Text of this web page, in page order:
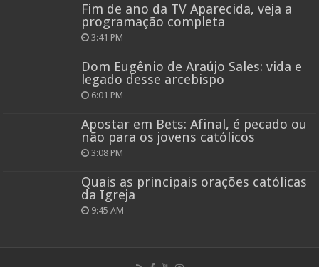
Fim de ano da TV Aparecida, veja a
programação completa
3:41 PM
Dom Eugênio de Araújo Sales: vida e
legado desse arcebispo
6:01 PM
Apostar em Bets: Afinal, é pecado ou
não para os jovens católicos
3:08 PM
Quais as principais orações católicas
da Igreja
9:45 AM